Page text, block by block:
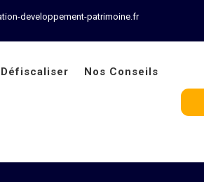
developpement-patrimoine.fr
Défiscaliser Nos Conseils